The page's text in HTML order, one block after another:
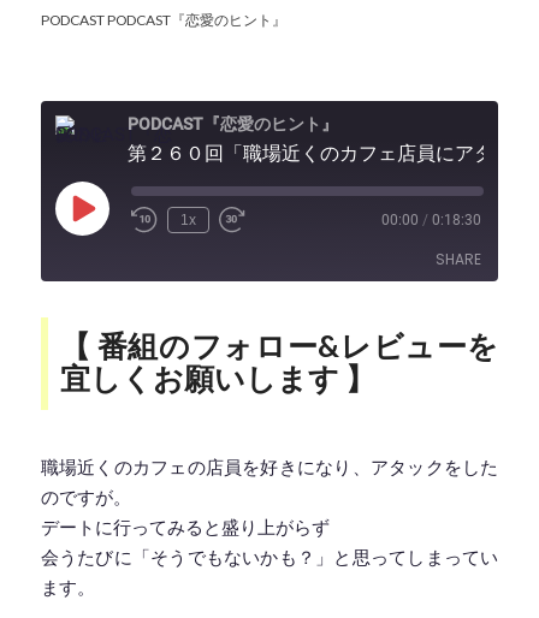
PODCASTPODCAST『恋愛のヒント』
PODCAST『恋愛のヒント』
Play
Episode
1x 00:00 / 0:18:30
SHARE
SHARE
LINK
EMBED
【 番組のフォロー&レビューを
宜しくお願いします 】
職場近くのカフェの店員を好きになり、アタックをした
のですが。
デートに行ってみると盛り上がらず
会うたびに「そうでもないかも？」と思ってしまってい
ます。